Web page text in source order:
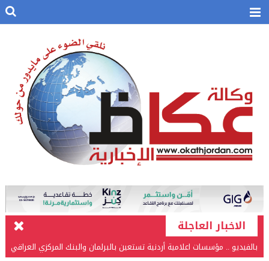
الاخبار العاجلة
بالفيديو .. مؤسسات اعلامية أردنية تستعين بالبرلمان والبنك المركزي العراقي